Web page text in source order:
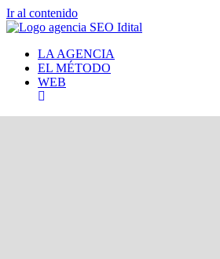
Ir al contenido
LA AGENCIA
EL MÉTODO
WEB